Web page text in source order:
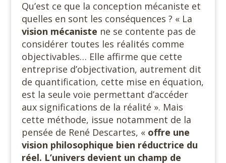
Qu’est ce que la conception mécaniste et
quelles en sont les conséquences ? « La
vision mécaniste ne se contente pas de
considérer toutes les réalités comme
objectivables… Elle affirme que cette
entreprise d’objectivation, autrement dit
de quantification, cette mise en équation,
est la seule voie permettant d’accéder
aux significations de la réalité ». Mais
cette méthode, issue notamment de la
pensée de René Descartes, « offre une
vision philosophique bien réductrice du
réel. L’univers devient un champ de